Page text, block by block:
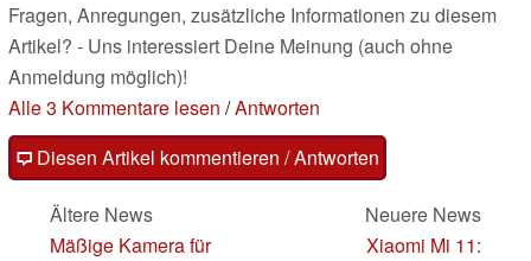
Fragen, Anregungen, zusätzliche Informationen zu diesem
Artikel? - Uns interessiert Deine Meinung (auch ohne
Anmeldung möglich)!
Alle 3 Kommentare lesen /Antworten
Diesen Artikel kommentieren / Antworten
Ältere News
Mäßige Kamera für
Neuere News
Xiaomi Mi 11: